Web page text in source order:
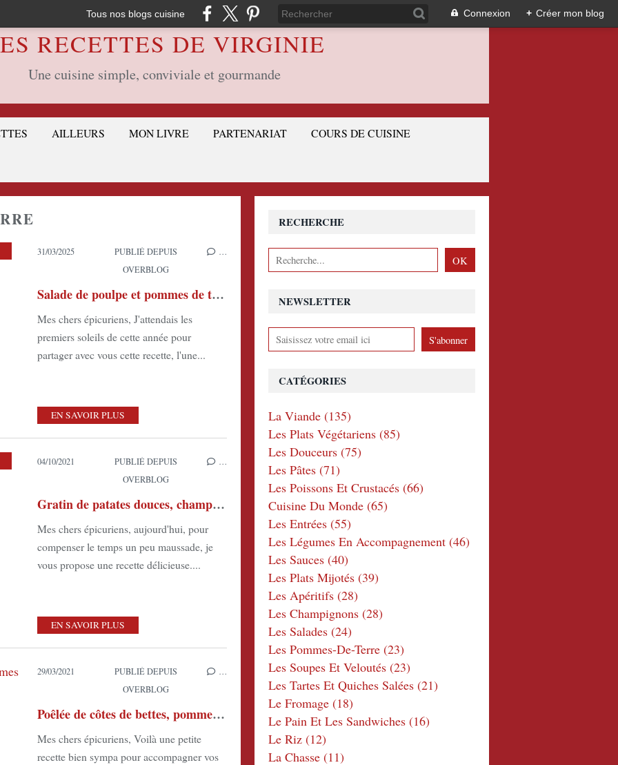
Tous nos blogs cuisine Connexion + Créer mon blog
RECETTES DE VIRGINIE
Une cuisine simple, conviviale et gourmande
AILLEURS MON LIVRE PARTENARIAT COURS DE CUISINE
,LES ENTRÉES,LES POMMES-DE-TERRE
31/03/2025
PUBLIÉ DEPUIS
OVERBLOG
…
Salade de poulpe et pommes de terre à l'aïoli
Mes chers épicuriens, J'attendais les
premiers soleils de cette année pour
partager avec vous cette recette, l'une...
EN SAVOIR PLUS
LES LÉGUMES EN ACCOMPAGNEMENT
04/10/2021
PUBLIÉ DEPUIS
OVERBLOG
…
Gratin de patates douces, champignons et poireaux
Mes chers épicuriens, aujourd'hui, pour
compenser le temps un peu maussade, je
vous propose une recette délicieuse....
EN SAVOIR PLUS
29/03/2021
PUBLIÉ DEPUIS
OVERBLOG
…
Poêlée de côtes de bettes, pommes de terre et lard fumé
Mes chers épicuriens, Voilà une petite
recette bien sympa pour accompagner vos
NEWSLETTER
RECHERCHE
CATÉGORIES
La Viande (135)
Les Plats Végétariens (85)
Les Douceurs (75)
Les Pâtes (71)
Les Poissons Et Crustacés (66)
Cuisine Du Monde (65)
Les Entrées (55)
Les Légumes En Accompagnement (46)
Les Sauces (40)
Les Plats Mijotés (39)
Les Apéritifs (28)
Les Champignons (28)
Les Salades (24)
Les Pommes-De-Terre (23)
Les Soupes Et Veloutés (23)
Les Tartes Et Quiches Salées (21)
Le Fromage (18)
Le Pain Et Les Sandwiches (16)
Le Riz (12)
La Chasse (11)